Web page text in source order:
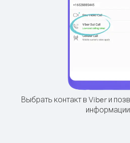
Выбрать контакт в Viber и
информации